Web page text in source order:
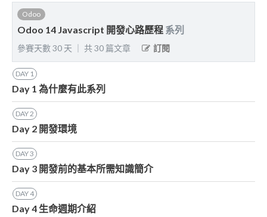
Odoo
Odoo 14 Javascript 開發心路歷程 系列
參賽天數30 天 共30 篇文章 訂閱
DAY 1
Day 1 為什麼有此系列
DAY2
Day 2 開發環境
DAY3
Day 3 開發前的基本所需知識簡介
DAY4
Day 4 生命週期介紹